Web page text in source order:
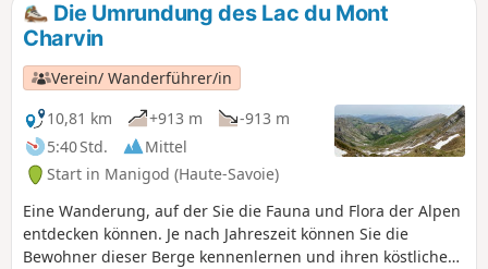
Die Umrundung des Lac du Mont
Charvin
Verein/ Wanderführer/in
10,81 km
+913 m
-913 m
5:40 Std.
Mittel
Start in Manigod (Haute-Savoie)
Eine Wanderung, auf der Sie die Fauna und Flora der Alpen
entdecken können. Je nach Jahreszeit können Sie die
Bewohner dieser Berge kennenlernen und ihren köstlichen